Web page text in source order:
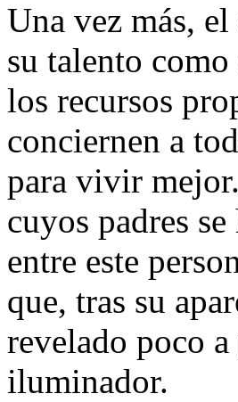
Una vez más,
su talento
los recursos
conciernen a
para vivir
cuyos padres
entre este
que, tras su
revelado poco
iluminador.